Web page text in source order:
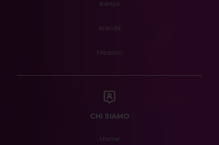
Kenya
Islanda
Messico
CHI SIAMO
Home